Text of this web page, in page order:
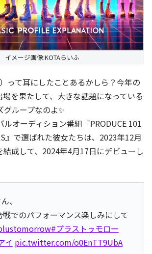
イメージ画像:KOTAらいふ
って耳にしたことあるかしら？今年の
を果たして、大きな話題になっている
ループなのよ✨
ルオーディション番組『PRODUCE 101
』で選ばれた彼女たちは、2023年12月
結成して、2024年4月17日にデビューし
、
でのパフォーマンス楽しみにして
#プラストゥモロー
イ pic.twitter.com/o0EnTT9UbA